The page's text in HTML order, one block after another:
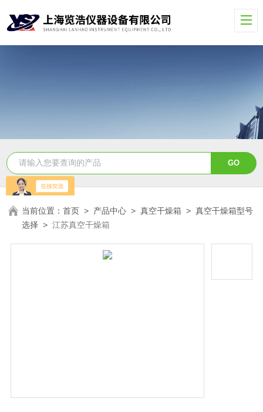
当前位置：首页 > 产品中心 >真空干燥箱 >真空干燥箱型号
选择 >江苏真空干燥箱